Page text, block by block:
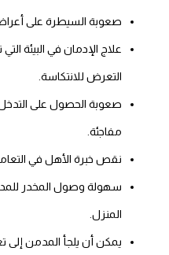
صعوبة السيطرة على
علاج الإدمان في البيئة
التعرض للانتكاسة.
صعوبة الحصول على
مفاجئة.
نقص خبرة الأهل في
سهولة وصول المخدر
المنزل.
يمكن أن يلجأ المدمن إلى